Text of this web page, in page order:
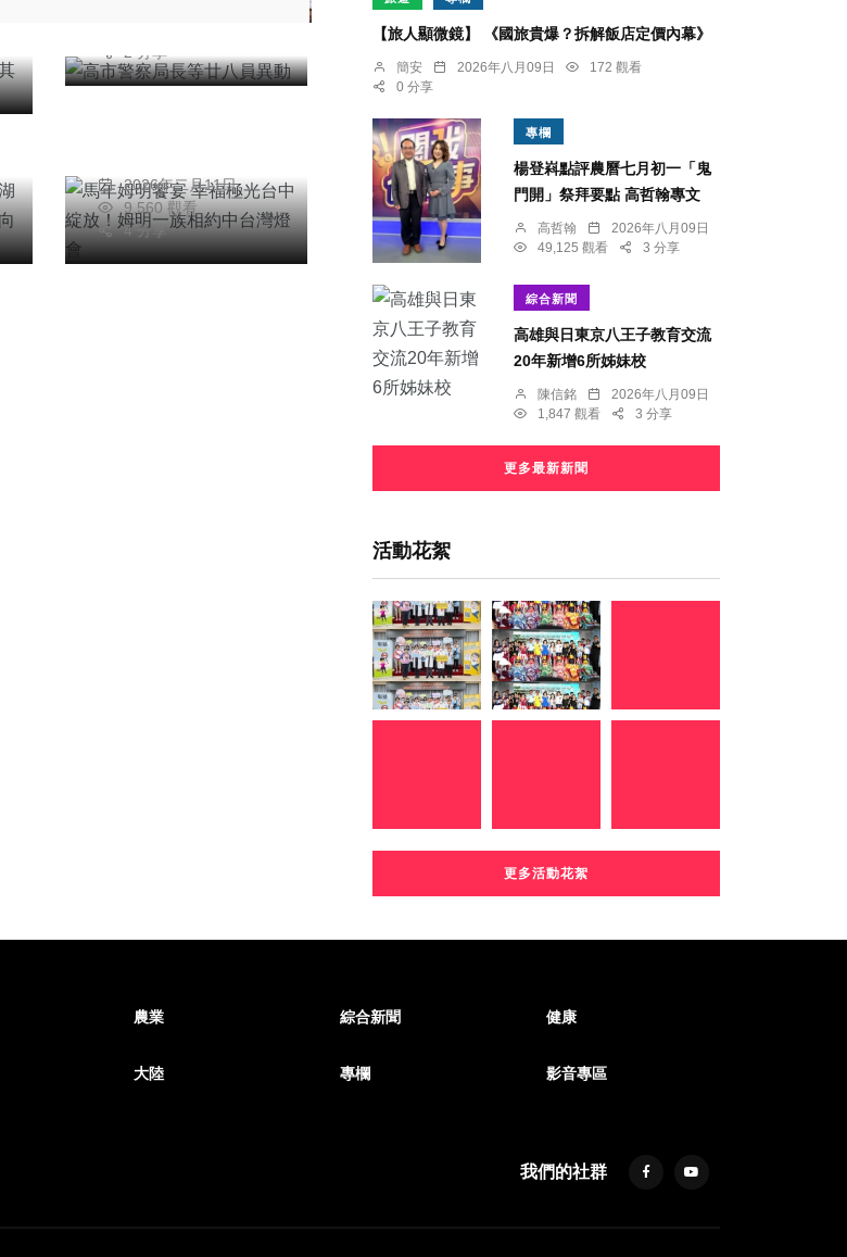
2 分享
馬年姆明饗宴 幸福
2026年二月11日
9,560 觀看
4 分享
【旅人顯微鏡】 《國旅貴爆？拆解飯店定價內幕》
簡安 2026年八月09日
172 觀看
0 分享
專欄
楊登嵙點評農曆七月初一「鬼
門開」祭拜要點 高哲翰專文
高哲翰
2026年八月09日
49,125 觀看
3 分享
綜合新聞
高雄與日東京八王子教育交流
20年新增6所姊妹校
陳信銘
2026年八月09日
1,847 觀看
3 分享
更多最新新聞
活動花絮
更多活動花絮
農業 綜合新聞 健康
大陸 專欄 影音專區
我們的社群